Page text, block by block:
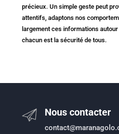
précieux. Un simple geste peut
attentifs, adaptons nos
largement ces informations
chacun est la sécurité de tous.
Nous contacter